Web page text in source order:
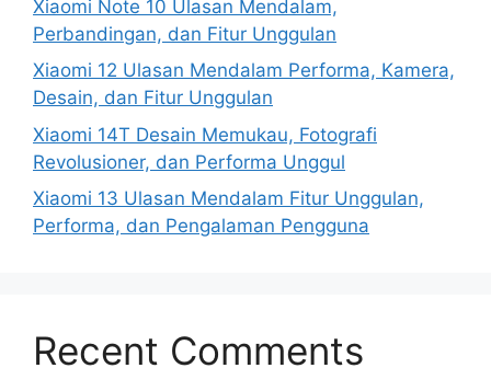
Xiaomi Note 10 Ulasan Mendalam,
Perbandingan, dan Fitur Unggulan
Xiaomi 12 Ulasan Mendalam Performa, Kamera,
Desain, dan Fitur Unggulan
Xiaomi 14T Desain Memukau, Fotografi
Revolusioner, dan Performa Unggul
Xiaomi 13 Ulasan Mendalam Fitur Unggulan,
Performa, dan Pengalaman Pengguna
Recent Comments